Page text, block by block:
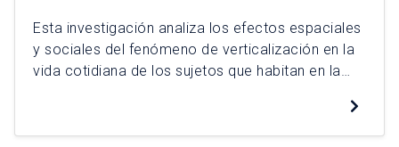
Esta investigación analiza los efectos espaciales
y sociales del fenómeno de verticalización en la
vida cotidiana de los sujetos que habitan en la
trataremos de establecer nexos, causas y